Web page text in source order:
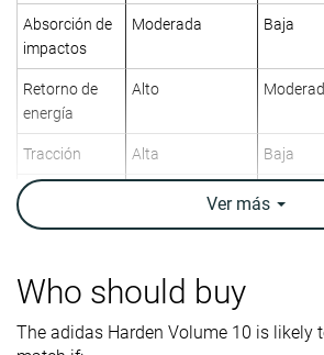
Absorción de
impactos
Moderada Baja
Retorno de
energía
Alto
Tracción Alta Baja
Top
Ankle support ✓ ✓
Peso
laboratorio
15.3 oz / 434g
Lightweight ✗ ✓
Ver más
Who should buy
The adidas Harden Volume 10 is likely